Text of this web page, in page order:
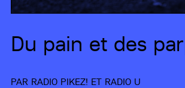
Du pain et des
PAR RADIO PIKEZ! ET RADIO U